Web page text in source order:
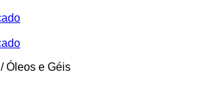
/Óleos e Géis